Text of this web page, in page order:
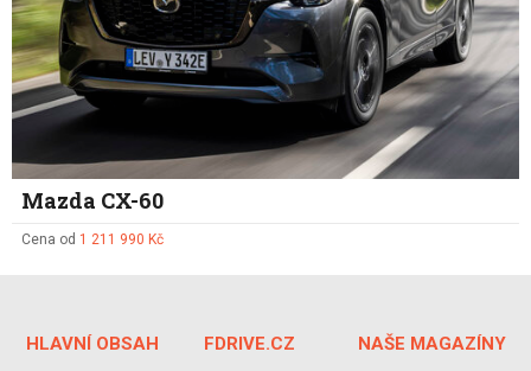
Mazda CX-60
Cena od 1 211 990 Kč
HLAVNÍ OBSAH FDRIVE.CZ NAŠE MAGAZÍNY